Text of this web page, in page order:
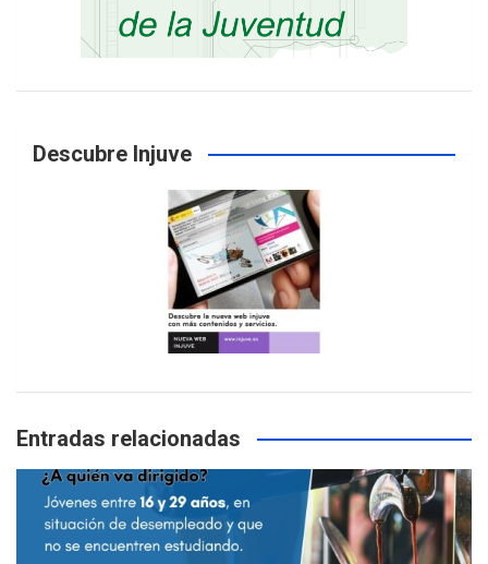
Descubre Injuve
Entradas relacionadas